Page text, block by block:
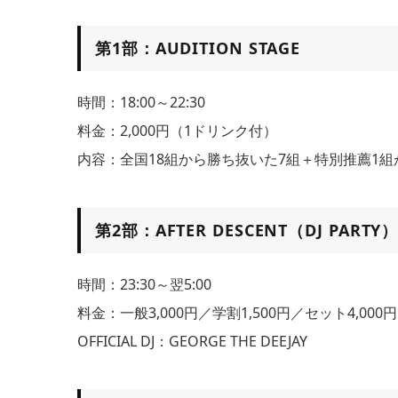
第1部：AUDITION STAGE
時間：18:00～22:30
料金：2,000円（1ドリンク付）
内容：全国18組から勝ち抜いた7組＋特別推薦1組
第2部：AFTER DESCENT（DJ PARTY）
時間：23:30～翌5:00
料金：一般3,000円／学割1,500円／セット4,000円
OFFICIAL DJ：GEORGE THE DEEJAY